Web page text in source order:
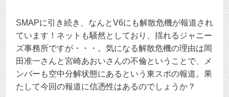
SMAPに引き続き、なんとV6にも解散危機が報道され
ています！ネットも騒然としており、揺れるジャニー
ズ事務所ですが・・・。気になる解散危機の理由は岡
田准一さんと宮崎あおいさんの不倫ということで、メ
ンバーも空中分解状態にあるという東スポの報道。果
たして今回の報道に信憑性はあるのでしょうか？